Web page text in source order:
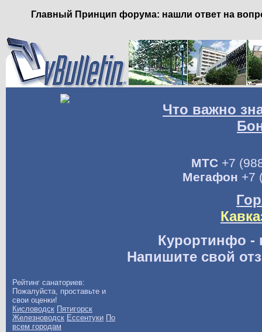
Главный Принцип форума: нашли ответ на
Что важно
МТС+7
Мегафон +7
Курортинфо -
Напишите свой
Рейтинг санаториев:
Пожалуйста, проставьте и
свои оценки!
Кисловодск Пятигорск
Железноводск Ессентуки По
всем городам